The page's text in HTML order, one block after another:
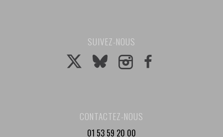
SUIVEZ-NOUS
CONTACTEZ-NOUS
01 53 59 20 00